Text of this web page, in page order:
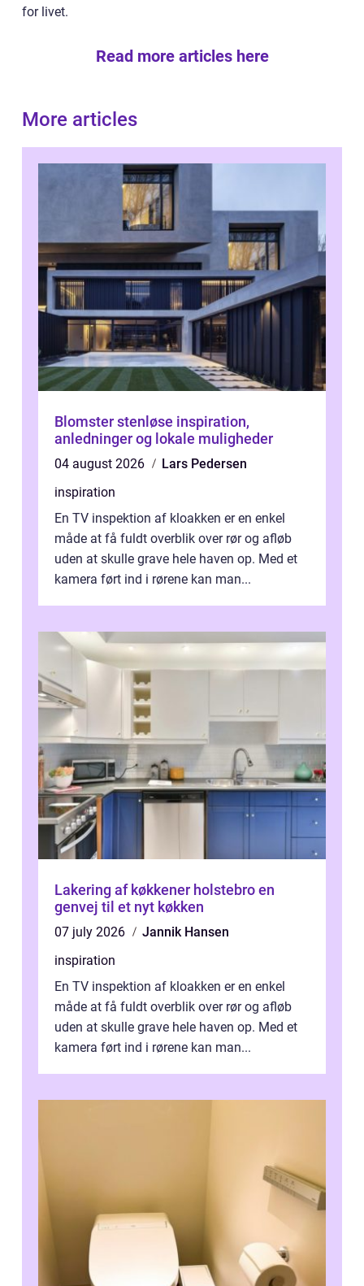
for livet.
Read more articles here
More articles
Blomster stenløse inspiration,
anledninger og lokale muligheder
04 august 2026
Lars Pedersen
inspiration
En TV inspektion af kloakken er en enkel
måde at få fuldt overblik over rør og afløb
uden at skulle grave hele haven op. Med et
kamera ført ind i rørene kan man...
Lakering af køkkener holstebro en
genvej til et nyt køkken
07 july 2026
Jannik Hansen
inspiration
En TV inspektion af kloakken er en enkel
måde at få fuldt overblik over rør og afløb
uden at skulle grave hele haven op. Med et
kamera ført ind i rørene kan man...